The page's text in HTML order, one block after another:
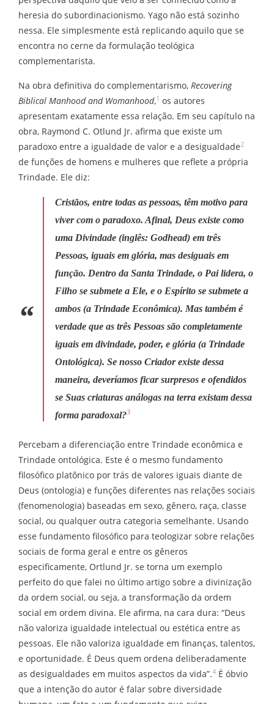
heresia do subordinacionismo. Yago não está sozinho
nessa. Ele simplesmente está replicando aquilo que se
encontra no cerne da formulação teológica
complementarista.
Na obra definitiva do complementarismo, Recovering
Biblical Manhood and Womanhood,1 os autores
apresentam exatamente essa relação. Em seu capítulo na
obra, Raymond C. Otlund Jr. afirma que existe um
paradoxo entre a igualdade de valor e a desigualdade2
de funções de homens e mulheres que reflete a própria
Trindade. Ele diz:
Cristãos, entre todas as pessoas, têm motivo para
viver com o paradoxo. Afinal, Deus existe como
uma Divindade (inglês: Godhead) em três
Pessoas, iguais em glória, mas desiguais em
função. Dentro da Santa Trindade, o Pai lidera, o
Filho se submete a Ele, e o Espírito se submete a
ambos (a Trindade Econômica). Mas também é
verdade que as três Pessoas são completamente
iguais em divindade, poder, e glória (a Trindade
Ontológica). Se nosso Criador existe dessa
maneira, deveríamos ficar surpresos e ofendidos
se Suas criaturas análogas na terra existam dessa
forma paradoxal?3
Percebam a diferenciação entre Trindade econômica e
Trindade ontológica. Este é o mesmo fundamento
filosófico platônico por trás de valores iguais diante de
Deus (ontologia) e funções diferentes nas relações sociais
(fenomenologia) baseadas em sexo, gênero, raça, classe
social, ou qualquer outra categoria semelhante. Usando
esse fundamento filosófico para teologizar sobre relações
sociais de forma geral e entre os gêneros
especificamente, Ortlund Jr. se torna um exemplo
perfeito do que falei no último artigo sobre a divinização
da ordem social, ou seja, a transformação da ordem
social em ordem divina. Ele afirma, na cara dura: “Deus
não valoriza igualdade intelectual ou estética entre as
pessoas. Ele não valoriza igualdade em finanças, talentos,
e oportunidade. É Deus quem ordena deliberadamente
as desigualdades em muitos aspectos da vida”.4 É óbvio
que a intenção do autor é falar sobre diversidade